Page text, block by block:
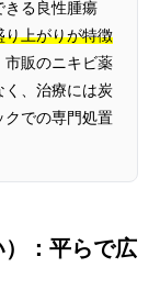
きる良性腫瘍
り上がりが特徴
市販のニキビ薬
く、治療には炭
クでの専門処置
：平らで広